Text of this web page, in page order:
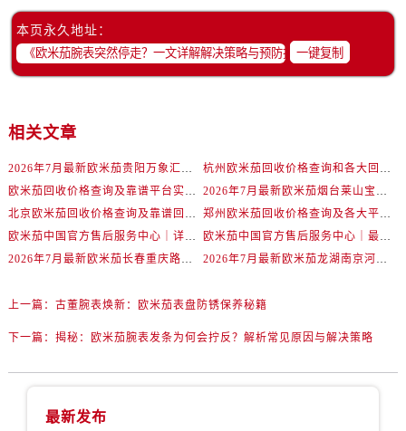
内蒙古自治区兴安盟市乌兰浩特市兴安大街欧米茄售后服务中心（需提前预约）
山西省大同市平城区迎宾街欧米茄售后服务中心（需提前预约）
山西省晋城市城区黄华街欧米茄售后服务中心（需提前预约）
山西省晋中市榆次区顺城街欧米茄售后服务中心（需提前预约）
山西省朔州市朔城区怡西路与鄯阳西街交汇处欧米茄售后服务中心（需提前预约）
山西省阳泉市郊区平阳东街与新城大道交叉口欧米茄售后服务中心（需提前预约）
本页永久地址：
一键复制
相关文章
2026年7月最新欧米茄贵阳万象汇维修保养服务电话
杭州欧米茄回收价格查询和各大回收平台实测排行（2026年7月最新数据）
欧米茄回收价格查询及靠谱平台实测排行(2026年7月最新)
2026年7月最新欧米茄烟台莱山宝龙广场维修保养服务电话
北京欧米茄回收价格查询及靠谱回收平台实测排行（2026年7月最新数据）
郑州欧米茄回收价格查询及各大平台实测排行(2026年7月最新数据)
欧米茄中国官方售后服务中心｜详细地址与售后电话权威信息通知（2026年7月最新）
欧米茄中国官方售后服务中心｜最新维修地址及官方电话权威信息通告（2026年7月最新）
2026年7月最新欧米茄长春重庆路万达广场维修保养服务电话
2026年7月最新欧米茄龙湖南京河西天街维修保养服务电话
上一篇： 古董腕表焕新：欧米茄表盘防锈保养秘籍
下一篇： 揭秘：欧米茄腕表发条为何会拧反？解析常见原因与解决策略
最新发布